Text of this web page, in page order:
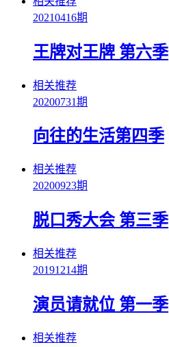
20210416期
王牌对王牌 第六季
相关推荐
20200731期
向往的生活第四季
相关推荐
20200923期
脱口秀大会 第三季
相关推荐
20191214期
演员请就位 第一季
相关推荐